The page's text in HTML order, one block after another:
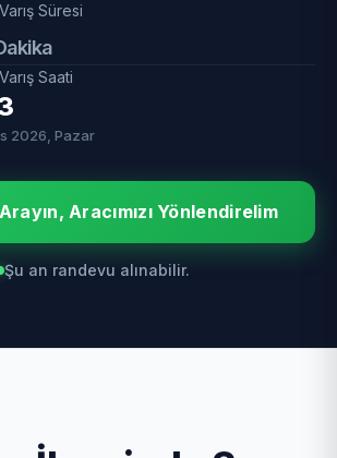
Süresi
Saati
2026, Pazar
Aracımızı Yönlendirelim
Şu an randevu alınabilir.